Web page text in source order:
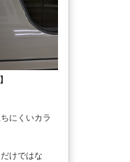
にくいカラ
けではな